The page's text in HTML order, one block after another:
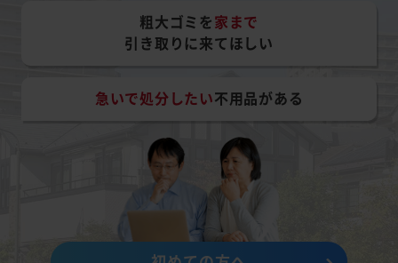
粗大ゴミを家まで
引き取りに来てほしい
急いで処分したい不用品がある